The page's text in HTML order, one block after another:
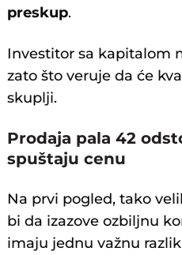
preskup.
Investitor sa kapitalom
zato što veruje da će
skuplji.
Prodaja pala 42
spuštaju cenu
Na prvi pogled, tako
bi da izazove ozbiljnu
imaju jednu važnu